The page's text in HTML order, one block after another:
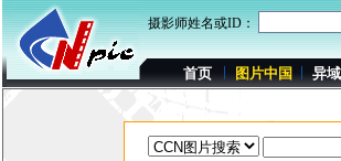
摄影师姓名或ID：
首页 图片中国 异